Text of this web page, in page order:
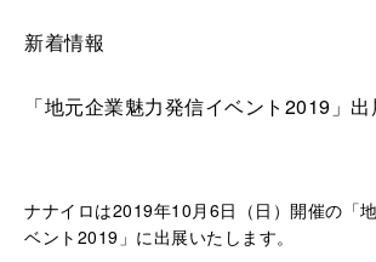
新着情報
「地元企業魅力発信イベント2019」
ナナイロは2019年10月6日（日）開催の「
ベント2019」に出展いたします。